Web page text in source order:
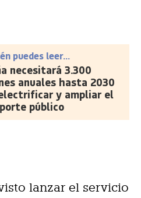
puedes leer...
necesitará 3.300
anuales hasta 2030
y ampliar el
público
lanzar el servicio